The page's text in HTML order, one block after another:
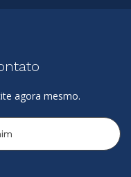
agora mesmo.